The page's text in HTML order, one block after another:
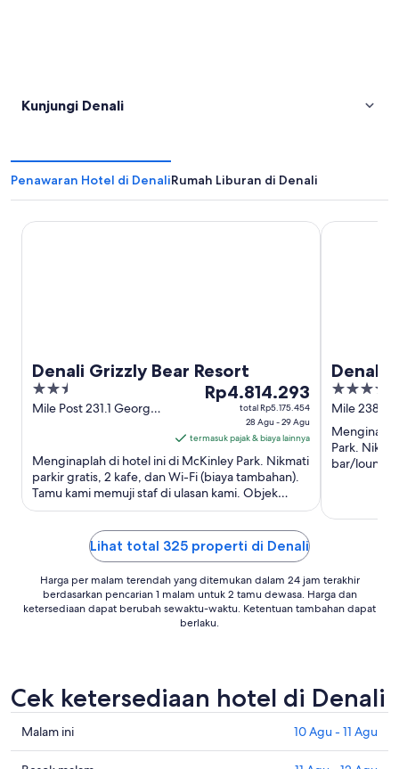
Kunjungi Denali
Penawaran Hotel di DenaliRumah Liburan di Denali
Denali Grizzly Bear Resort
2.5
out
Mile Post 231.1 George
Harga
Rp4.814.293
malam
dari
28
Agu
29
Agu
Rp4.814.293
total Rp5.175.454
28 Agu - 29 Agu
termasuk pajak & biaya lainnya
Menginaplah di hotel ini di McKinley Park. Nikmati
parkir gratis, 2 kafe, dan Wi-Fi (biaya tambahan).
Tamu kami memuji staf di ulasan kami. Objek
wisata populer ...
Denali Grizzly Bear Resort
Denali
Lodge
3.5
out
of
5
Mile 238.5
AK
Park.
bar/lounge.
Denali
Lihat total 325 properti di Denali
Harga per malam terendah yang ditemukan dalam 24 jam terakhir
berdasarkan pencarian 1 malam untuk 2 tamu dewasa. Harga dan
ketersediaan dapat berubah sewaktu-waktu. Ketentuan tambahan dapat
berlaku.
Cek ketersediaan hotel di Denali
Cek
harga
Malam ini 10 Agu - 11 Agu